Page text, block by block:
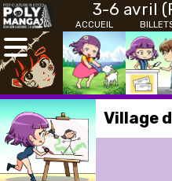
3-6 avril
ACCUEIL
Village